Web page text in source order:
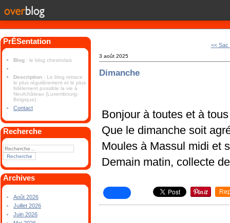
PrÉSentation
Blog : le blog chestrolais
Description : Le blog retrace
le plus régulièrement et le plus
fidèlement possible la vie à
Neufchâteau (Luxembourg-
Belgique).
Contact
Recherche
Archives
Août 2026
Juillet 2026
Juin 2026
<< Sac
3 août 2025
Dimanche
Bonjour à toutes et à tous
Que le dimanche soit
Moules à Massul midi et
Demain matin, collecte